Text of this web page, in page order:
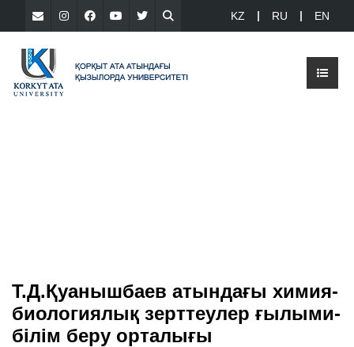
KZ RU EN
Т.Д.Қуанышбаев атындағы химия-
биологиялық зерттеулер ғылыми-
білім беру орталығы